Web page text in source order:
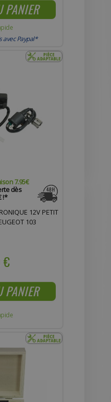
PANIER
avec Paypal*
7.95€
dès
!*
12V PETIT
103
€
PANIER